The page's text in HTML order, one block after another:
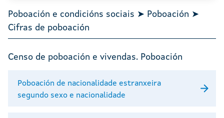
Poboación e condicións sociais ➤ Poboación ➤
Cifras de poboación
Censo de poboación e vivendas. Poboación
Poboación de nacionalidade estranxeira
segundo sexo e nacionalidade